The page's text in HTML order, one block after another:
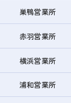
巣鴨営業所
赤羽営業所
横浜営業所
浦和営業所